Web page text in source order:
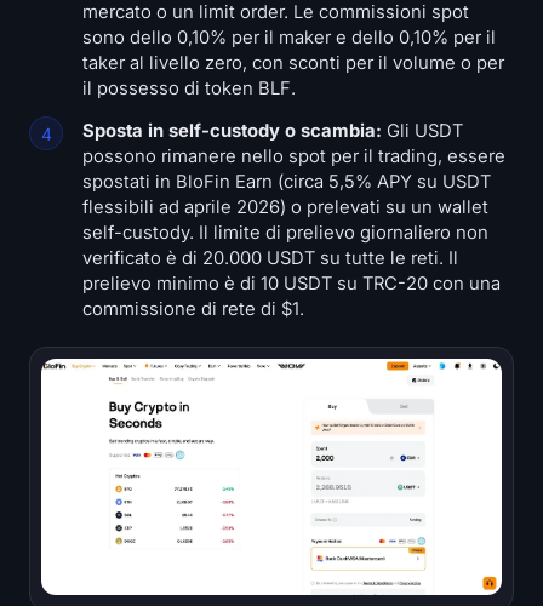
mercato o un limit order. Le commissioni spot
sono dello 0,10% per il maker e dello 0,10% per il
taker al livello zero, con sconti per il volume o per
il possesso di token BLF.
Sposta in self-custody o scambia: Gli USDT
possono rimanere nello spot per il trading, essere
spostati in BloFin Earn (circa 5,5% APY su USDT
flessibili ad aprile 2026) o prelevati su un wallet
self-custody. Il limite di prelievo giornaliero non
verificato è di 20.000 USDT su tutte le reti. Il
prelievo minimo è di 10 USDT su TRC-20 con una
commissione di rete di $1.